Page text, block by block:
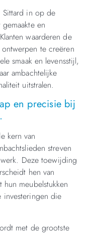
Sittard in op de
en
waarderen de
te creëren
smaak en levensstijl,
ambachtelijke
uitstralen.
en precisie bij
kern van
streven
Deze toewijding
hen van
meubelstukken
investeringen die
met de grootste